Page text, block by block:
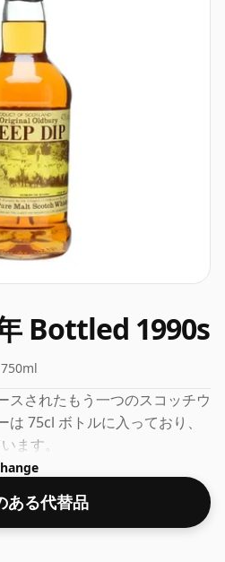
Bottled 1990s
750ml
スされたもう一つのスコッチウ
75cl ボトルに入っており、
ます。
ある代替品